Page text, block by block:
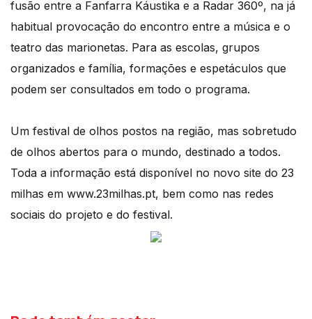
fusão entre a Fanfarra Káustika e a Radar 360º, na já
habitual provocação do encontro entre a música e o
teatro das marionetas. Para as escolas, grupos
organizados e família, formações e espetáculos que
podem ser consultados em todo o programa.
Um festival de olhos postos na região, mas sobretudo
de olhos abertos para o mundo, destinado a todos.
Toda a informação está disponível no novo site do 23
milhas em www.23milhas.pt, bem como nas redes
sociais do projeto e do festival.